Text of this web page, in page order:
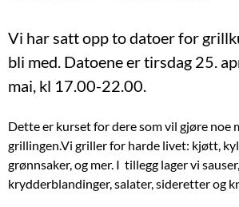
Vi har satt opp to datoer for
bli med. Datoene er tirsdag 25.
mai, kl 17.00-22.00.
Dette er kurset for dere som vil gjøre noe
grillingen.Vi griller for harde livet: kjøtt,
grønnsaker, og mer. I tillegg lager vi
krydderblandinger, salater, sideretter og